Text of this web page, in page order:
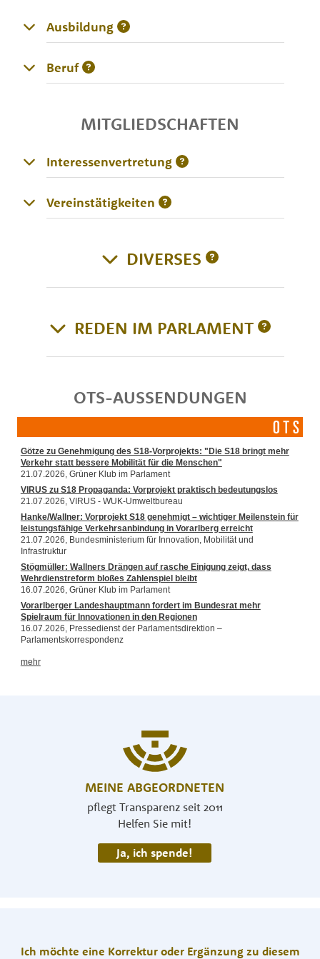
Ausbildung
Beruf
MITGLIEDSCHAFTEN
Interessenvertretung
Vereinstätigkeiten
DIVERSES
REDEN IM PARLAMENT
MEINE ABGEORDNETEN
pflegt Transparenz seit 2011
Helfen Sie mit!
Ja, ich spende!
Ich möchte eine Korrektur oder Ergänzung zu diesem
OTS-AUSSENDUNGEN